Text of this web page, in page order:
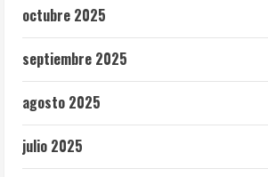
octubre 2025
septiembre 2025
agosto 2025
julio 2025